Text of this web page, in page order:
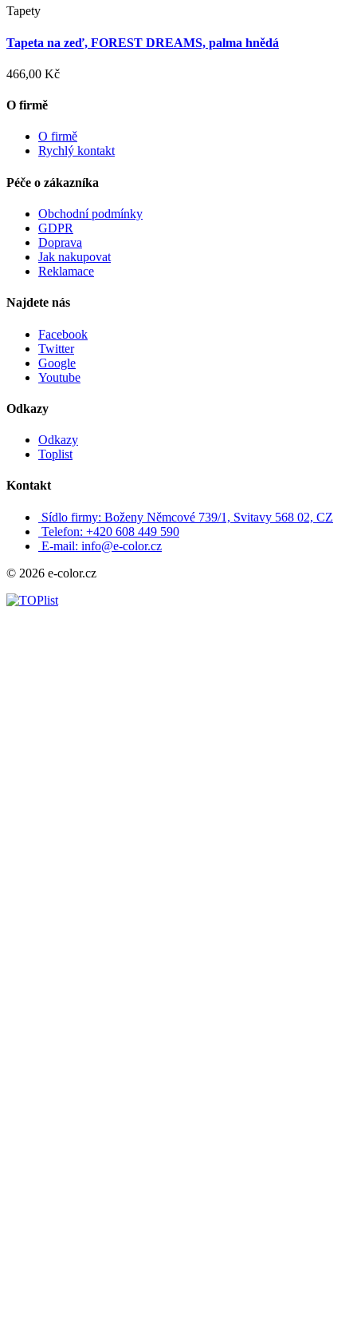
Tapety
Tapeta na zeď, FOREST DREAMS, palma hnědá
466,00 Kč
O firmě
O firmě
Rychlý kontakt
Péče o zákazníka
Obchodní podmínky
GDPR
Doprava
Jak nakupovat
Reklamace
Najdete nás
Facebook
Twitter
Google
Youtube
Odkazy
Odkazy
Toplist
Kontakt
Sídlo firmy: Boženy Němcové 739/1, Svitavy 568 02, CZ
Telefon: +420 608 449 590
E-mail: info@e-color.cz
© 2026 e-color.cz